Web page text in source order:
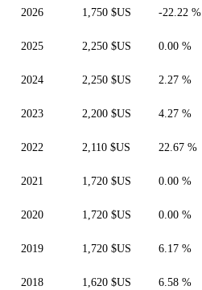
2026 1,750 $US -22.22 %
2025 2,250 $US 0.00 %
2024 2,250 $US 2.27 %
2023 2,200 $US 4.27 %
2022 2,110 $US 22.67 %
2021 1,720 $US 0.00 %
2020 1,720 $US 0.00 %
2019 1,720 $US 6.17 %
2018 1,620 $US 6.58 %